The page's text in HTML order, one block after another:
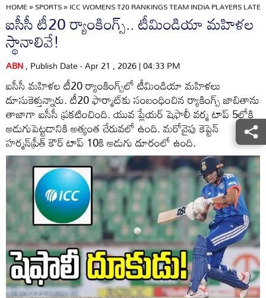
HOME»SPORTS»ICC WOMENS T20 RANKINGS TEAM INDIA PLAYERS
ఐసీసీ టీ20 ర్యాంకింగ్స్.. టీమిండియా మహిళల
స్థానాలివే!
ABN, Publish Date - Apr 21 , 2026 | 04:33 PM
ఐసీసీ మహిళల టీ20 ర్యాంకింగ్స్‌లో టీమిండియా మహిళలు
దూసుకెళ్తున్నారు. టీ20 ఫార్మాట్‌కు సంబంధించిన ర్యాకింగ్స్ జాబితాను
తాజాగా ఐసీసీ ప్రకటించింది. యువ ప్లేయర్ షెఫాలీ వర్మ టాప్ 5లోకి
అడుగుపెట్టడానికి అత్యంత చేరువలో ఉంది. మరోవైపు కెప్టెన్
హర్మన్‌ప్రీత్ కౌర్ టాప్ 10కి అడుగు దూరంలో ఉంది.